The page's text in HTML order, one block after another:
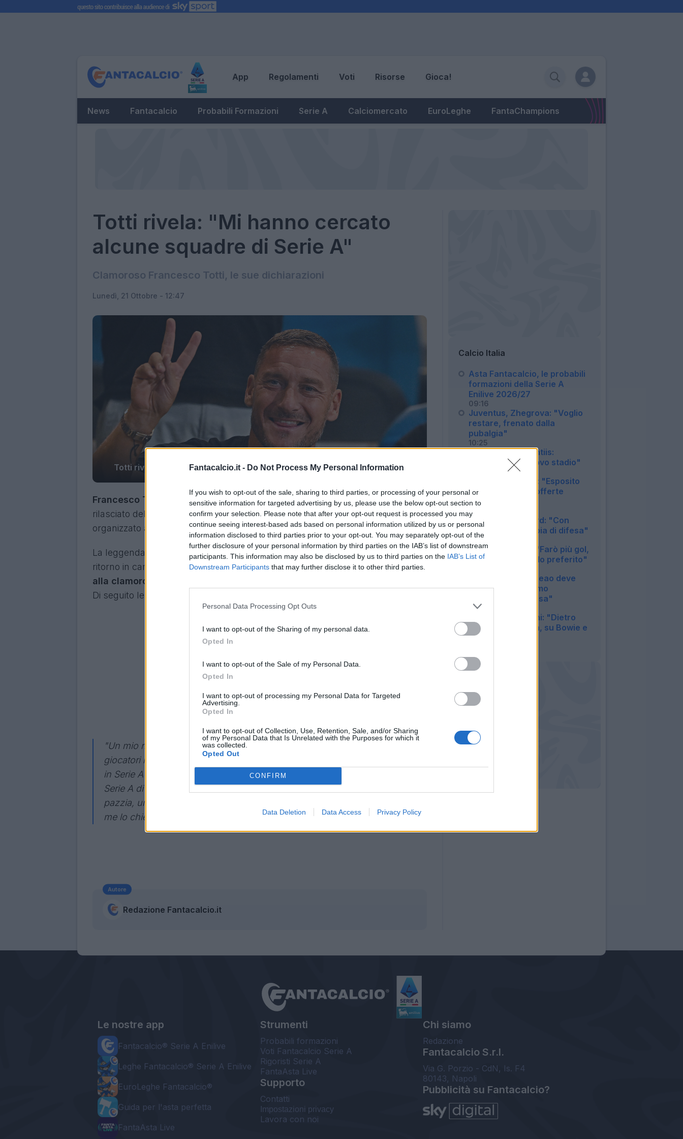
Fantacalcio.it - Do Not Process My Personal Information
If you wish to opt-out of the sale, sharing to third parties, or processing of your personal or
sensitive information for targeted advertising by us, please use the below opt-out section to
confirm your selection. Please note that after your opt-out request is processed you may
continue seeing interest-based ads based on personal information utilized by us or personal
information disclosed to third parties prior to your opt-out. You may separately opt-out of the
further disclosure of your personal information by third parties on the IAB’s list of downstream
participants. This information may also be disclosed by us to third parties on the IAB’s List of
Downstream Participants that may further disclose it to other third parties.
Personal Data Processing Opt Outs
I want to opt-out of the Sharing of my personal data.
Opted In
I want to opt-out of the Sale of my Personal Data.
Opted In
I want to opt-out of processing my Personal Data for Targeted
Advertising.
Opted In
I want to opt-out of Collection, Use, Retention, Sale, and/or Sharing
of my Personal Data that Is Unrelated with the Purposes for which it
was collected.
Opted Out
CONFIRM
Data Deletion Data Access Privacy Policy
App Regolamenti Voti Risorse Gioca!
News Fantacalcio Probabili Formazioni Serie A Calciomercato EuroLeghe FantaChampions
Totti rivela: "Mi hanno cercato
alcune squadre di Serie A"
Clamoroso Francesco Totti, le sue dichiarazioni
Lunedì, 21 Ottobre - 12:47
Totti rivela: "Mi hanno cercato alcune squadre di Serie A" (Getty Images)
Francesco Totti
, ex capitano della Roma e leggenda del calcio italiano, ha
rilasciato delle clamorose dichiarazioni durante un evento Betsson Sport
organizzato allo Sportitalia Village.
La leggenda giallorossa ha risposto ad una domanda su un suo possibile
ritorno in campo. Il 48enne, ritiratosi nella stagione 2016/2017,non ha chiuso
alla clamorosa possibilità di indossare nuovamente gli scarpini da calcio
Di seguito le sue dichiarazioni:
"Un mio ritorno in campo? Nella vita mai dire mai. Ci sono già stati dei
giocatori in passato che sono tornati a giocare dopo alcuni anni. Per giocare
in Serie A devo allenarmi bene bene. Mi hanno cercato alcune squadre di
Serie A di recente. È successo un mese fa e mi hanno fatto venire un po’ di
pazzia, un po’ di pensieri. Mi son detto: perché dopo tantissimi anni ancora
me lo chiedono? In due mesi sarei pronto".
Autore
Redazione Fantacalcio.it
Calcio Italia
Asta Fantacalcio, le probabili
formazioni della Serie A
Enilive 2026/27
09:16
Juventus, Zhegrova: "Voglio
restare, frenato dalla
pubalgia"
10:25
Napoli, De Laurentiis:
"Vogliamo un nuovo stadio"
Cagliari, dg Melis: "Esposito
via, ma solo con offerte
congrue"
08:26
Lazio, Provstgaard: "Con
Doekhi bella coppia di difesa"
08:01
Napoli, Politano: "Farò più gol,
il 4-3-3 mio modulo preferito"
Milan, Amorim: "Leao deve
divertirsi, dobbiamo
migliorare una cosa"
07:53
Sassuolo, Aquilani: "Dietro
siamo in difficoltà, su Bowie e
Adzic..."
Le nostre app
Fantacalcio® Serie A Enilive
Leghe Fantacalcio® Serie A Enilive
EuroLeghe Fantacalcio®
Guida per l'asta perfetta
FantaAsta Live
Strumenti
Probabili formazioni
Voti Fantacalcio Serie A
Rigoristi Serie A
FantaAsta Live
Supporto
Contatti
Impostazioni privacy
Lavora con noi
Chi siamo
Redazione
Fantacalcio S.r.l.
Via G. Porzio - CdN, Is. F4
80143, Napoli
Pubblicità su Fantacalcio?